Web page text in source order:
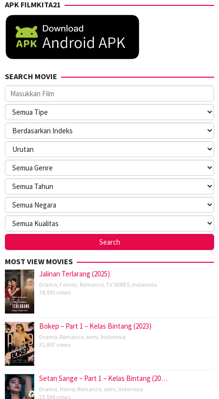
APK FILMKITA21
SEARCH MOVIE
MOST VIEW MOVIES
Jalinan Terlarang (2025)
Drama, Family, Romance, TV SERIES, Indonesia
38,993 views
Bokep – Part 1 – Kelas Bintang (2023)
Drama, Romance, semi, Indonesia
31,897 views
Setan Sange – Part 1 – Kelas Bintang (20…
Drama, Horror, Romance, semi, Indonesia
23,594 views